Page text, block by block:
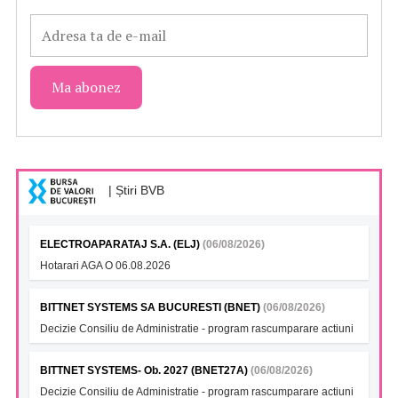
| Știri BVB
ELECTROAPARATAJ S.A. (ELJ) (06/08/2026)
Hotarari AGA O 06.08.2026
BITTNET SYSTEMS SA BUCURESTI (BNET) (06/08/2026)
Decizie Consiliu de Administratie - program rascumparare actiuni
BITTNET SYSTEMS- Ob. 2027 (BNET27A) (06/08/2026)
Decizie Consiliu de Administratie - program rascumparare actiuni